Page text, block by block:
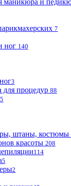
маникюра и
7
ног 140
3
для процедур 88
5
штаны, костюмы
красоты 208
114
5
2